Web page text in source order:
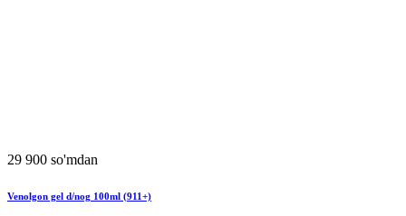
29 900 so'mdan
Venolgon gel d/nog 100ml (911+)